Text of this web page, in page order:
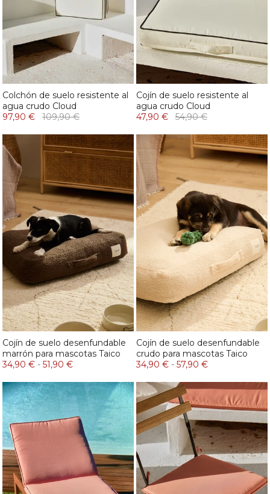
Colchón de suelo resistente al
agua crudo Cloud
97,90 €
109,90 €
Cojín de suelo resistente al
agua crudo Cloud
47,90 €
54,90 €
Cojín de suelo desenfundable
marrón para mascotas Taico
34,90 € - 51,90 €
Cojín de suelo desenfundable
crudo para mascotas Taico
34,90 € - 57,90 €